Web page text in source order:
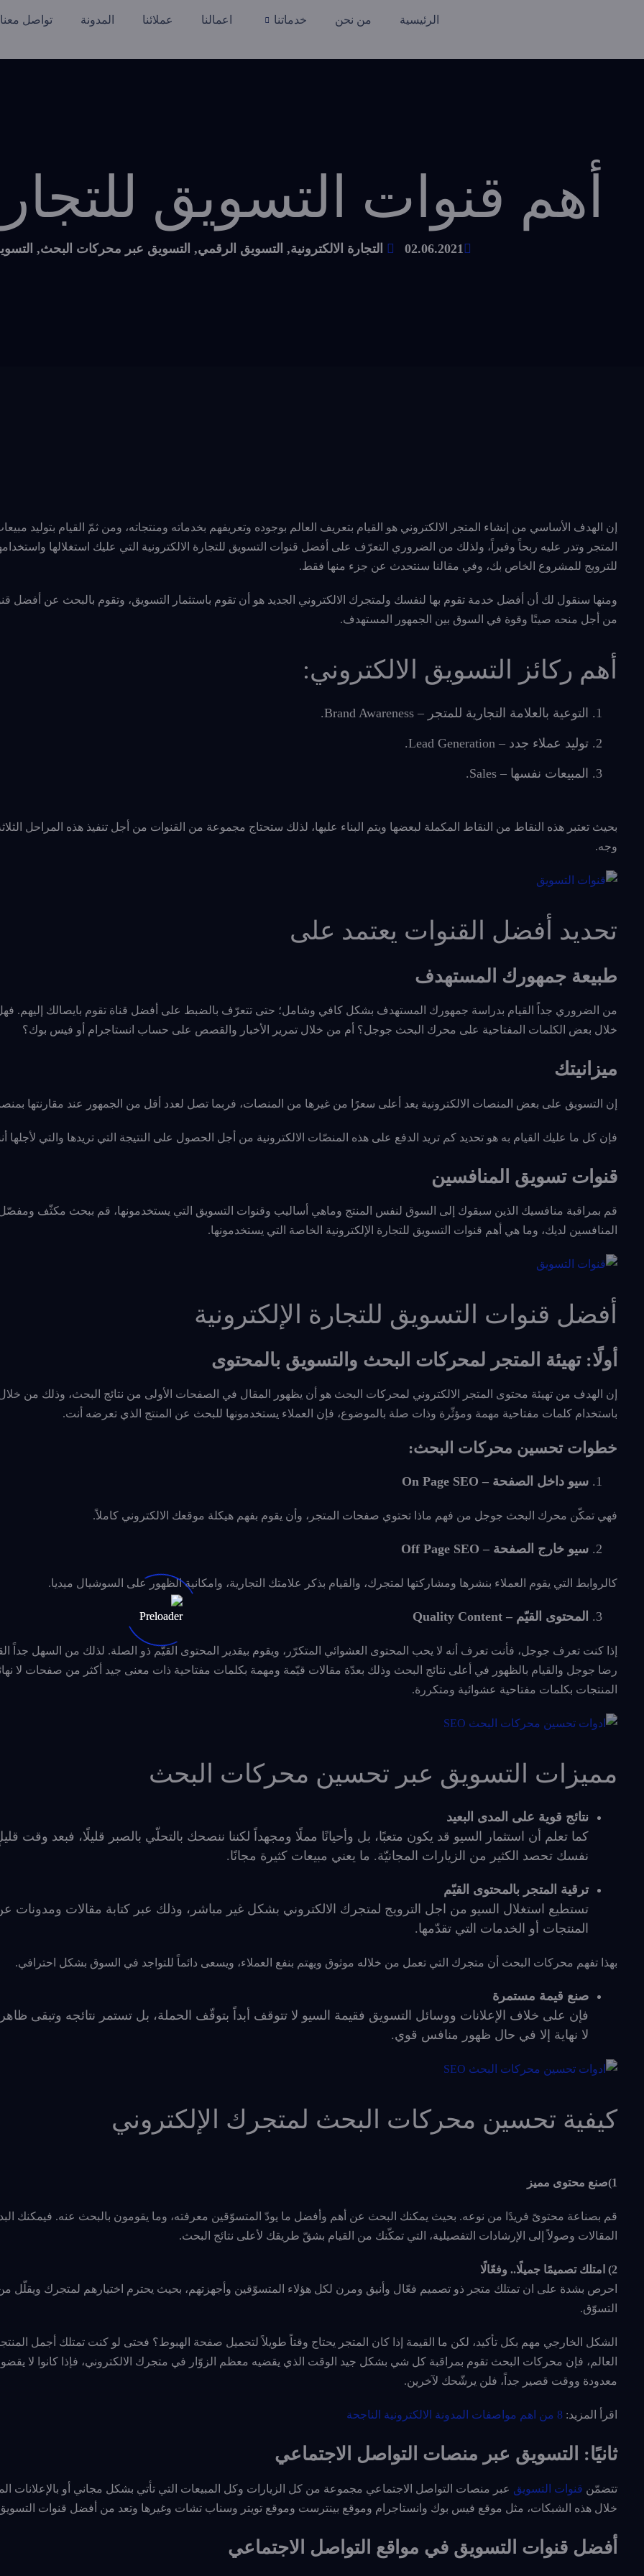
الرئيسية من نحن خدماتنا اعمالنا عملائنا المدونة تواصل معنا
أهم قنوات التسويق
02.06.2021 التجارة الالكترونية, التسويق الرقمي, التسويق عبر محركات البحث,
إن الهدف الأساسي من إنشاء المتجر الالكتروني هو القيام بتعريف العالم بوجوده وتعريفهم بخدماته ومنتجاته، ومن ثمّ القيام بتوليد
المتجر وتدر عليه ربحاً وفيراً، ولذلك من الضروري التعرّف على أفضل قنوات التسويق للتجارة الالكترونية التي عليك استغلالها
للترويج للمشروع الخاص بك، وفي مقالنا سنتحدث عن جزء منها فقط.
ومنها سنقول لك أن أفضل خدمة تقوم بها لنفسك ولمتجرك الالكتروني الجديد هو أن تقوم باستثمار التسويق، وتقوم بالبحث عن أفضل
من أجل منحه صيتًا وقوة في السوق بين الجمهور المستهدف.
أهم ركائز التسويق الالكتروني:
التوعية بالعلامة التجارية للمتجر – Brand Awareness.
توليد عملاء جدد – Lead Generation.
المبيعات نفسها – Sales.
بحيث تعتبر هذه النقاط من النقاط المكملة لبعضها ويتم البناء عليها، لذلك ستحتاج مجموعة من القنوات من أجل تنفيذ هذه المراحل
وجه.
تحديد أفضل القنوات يعتمد على
طبيعة جمهورك المستهدف
من الضروري جداً القيام بدراسة جمهورك المستهدف بشكل كافي وشامل؛ حتى تتعرّف بالضبط على أفضل قناة تقوم بايصالك إليهم.
خلال بعض الكلمات المفتاحية على محرك البحث جوجل؟ أم من خلال تمرير الأخبار والقصص على حساب انستاجرام أو فيس بوك؟
ميزانيتك
إن التسويق على بعض المنصات الالكترونية يعد أعلى سعرًا من غيرها من المنصات، فربما تصل لعدد أقل من الجمهور عند مقارنتها
فإن كل ما عليك القيام به هو تحديد كم تريد الدفع على هذه المنصّات الالكترونية من أجل الحصول على النتيجة التي تريدها والتي لأجلها
قنوات تسويق المنافسين
قم بمراقبة منافسيك الذين سبقوك إلى السوق لنفس المنتج وماهي أساليب وقنوات التسويق التي يستخدمونها، قم ببحث مكثّف
المنافسين لديك، وما هي أهم قنوات التسويق للتجارة الإلكترونية الخاصة التي يستخدمونها.
أفضل قنوات التسويق للتجارة الإلكترونية
أولًا: تهيئة المتجر لمحركات البحث والتسويق بالمحتوى
إن الهدف من تهيئة محتوى المتجر الالكتروني لمحركات البحث هو أن يظهور المقال في الصفحات الأولى من نتائج البحث، وذلك من خلال
باستخدام كلمات مفتاحية مهمة ومؤثّرة وذات صلة بالموضوع، فإن العملاء يستخدمونها للبحث عن المنتج الذي تعرضه أنت.
خطوات تحسين محركات البحث:
سيو داخل الصفحة – On Page SEO
فهي تمكّن محرك البحث جوجل من فهم ماذا تحتوي صفحات المتجر، وأن يقوم بفهم هيكلة موقعك الالكتروني كاملاً.
سيو خارج الصفحة – Off Page SEO
كالروابط التي يقوم العملاء بنشرها ومشاركتها لمتجرك، والقيام بذكر علامتك التجارية، وامكانية الظهور على السوشيال ميديا.
المحتوى القيّم – Quality Content
إذا كنت تعرف جوجل، فأنت تعرف أنه لا يحب المحتوى العشوائي المتكرّر، ويقوم بيقدير المحتوى القيّم ذو الصلة. لذلك من السهل جداً
رضا جوجل والقيام بالظهور في أعلى نتائج البحث وذلك بعدّة مقالات قيّمة ومهمة بكلمات مفتاحية ذات معنى جيد أكثر من صفحات لا
المنتجات بكلمات مفتاحية عشوائية ومتكررة.
مميزات التسويق عبر تحسين محركات البحث
نتائج قوية على المدى البعيد
كما تعلم أن استثمار السيو قد يكون متعبًا، بل وأحيانًا مملًا ومجهداً لكننا ننصحك بالتحلّي بالصبر قليلًا، فبعد وقت
نفسك تحصد الكثير من الزيارات المجانيّة. ما يعني مبيعات كثيرة مجانًا.
ترقية المتجر بالمحتوى القيّم
تستطيع استغلال السيو من اجل الترويج لمتجرك الالكتروني بشكل غير مباشر، وذلك عبر كتابة مقالات ومدونات
المنتجات أو الخدمات التي تقدّمها.
بهذا تفهم محركات البحث أن متجرك التي تعمل من خلاله موثوق ويهتم بنفع العملاء، ويسعى دائماً للتواجد في السوق بشكل احترافي.
صنع قيمة مستمرة
فإن على خلاف الإعلانات ووسائل التسويق فقيمة السيو لا تتوقف أبداً بتوقّف الحملة، بل تستمر نتائجه وتبقى
لا نهاية إلا في حال ظهور منافس قوي.
كيفية تحسين محركات البحث لمتجرك الإلكتروني
1)صنع محتوى مميز
قم بصناعة محتوىً فريدًا من نوعه. بحيث يمكنك البحث عن أهم وأفضل ما يودّ المتسوّقين معرفته، وما يقومون بالبحث عنه. فيمكنك
المقالات وصولاً إلى الإرشادات التفصيلية، التي تمكّنك من القيام بشقّ طريقك لأعلى نتائج البحث.
2) امتلك تصميمًا جميلًا.. وفعّالًا
احرص بشدة على ان تمتلك متجر ذو تصميم فعّال وأنيق ومرن لكل هؤلاء المتسوّقين وأجهزتهم، بحيث يحترم اختيارهم لمتجرك ويقلّل
التسوّق.
الشكل الخارجي مهم بكل تأكيد، لكن ما القيمة إذا كان المتجر يحتاج وقتاً طويلاً لتحميل صفحة الهبوط؟ فحتى لو كنت تمتلك أجمل
العالم، فإن محركات البحث تقوم بمراقبة كل شي بشكل جيد الوقت الذي يقضيه معظم الزوّار في متجرك الالكتروني، فإذا كانوا لا
معدودة ووقت قصير جداً، فلن يرشّحك لآخرين.
اقرأ المزيد: 8 من اهم مواصفات المدونة الالكترونية الناجحة
ثانيًا: التسويق عبر منصات التواصل الاجتماعي
تتضمّن قنوات التسويق عبر منصات التواصل الاجتماعي مجموعة من كل الزيارات وكل المبيعات التي تأتي بشكل مجاني أو بالإعلانات
خلال هذه الشبكات، مثل موقع فيس بوك وانستاجرام وموقع بينترست وموقع تويتر وسناب تشات وغيرها وتعد من أفضل قنوات
أفضل قنوات التسويق في مواقع التواصل الاجتماعي